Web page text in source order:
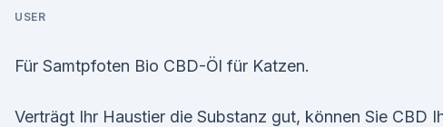
USER
Für Samtpfoten Bio CBD-Öl für Katzen.
Verträgt Ihr Haustier die Substanz gut, können Sie CBD